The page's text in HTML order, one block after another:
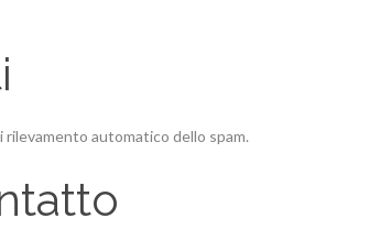
automatico dello spam.